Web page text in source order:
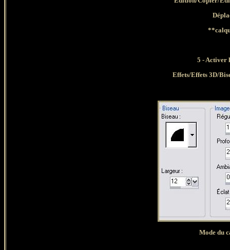
5 - Activer
Effets/Effets 3D/
Mode du